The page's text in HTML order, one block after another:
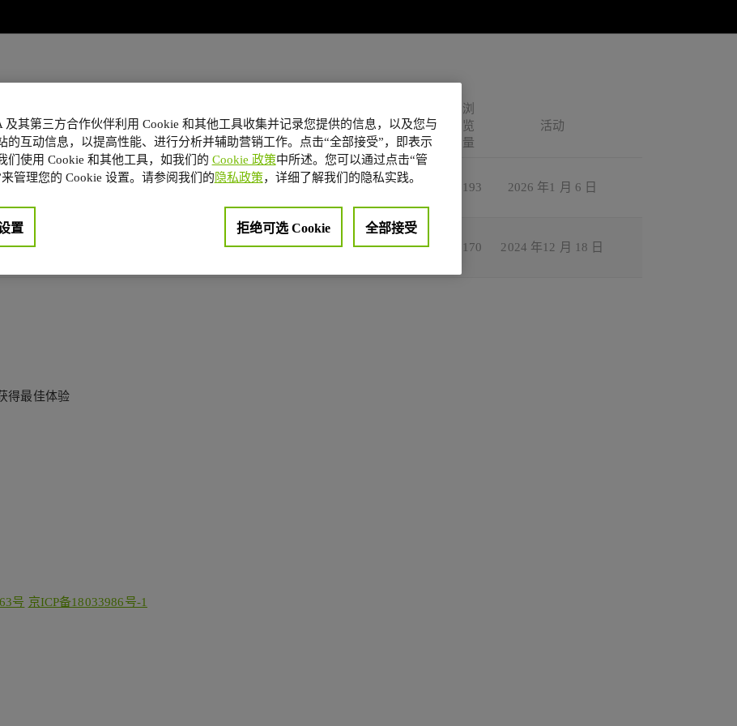
回复
浏
览
量
活动
2 193 2026 年1 月 6 日
0 170 2024 年12 月 18 日
得最佳体验
号 京ICP备18033986号-1
及其第三方合作伙伴利用 Cookie 和其他工具收集并记录您提供的信息，以及您与
的互动信息，以提高性能、进行分析并辅助营销工作。点击“全部接受”，即表示
们使用 Cookie 和其他工具，如我们的 Cookie 政策中所述。您可以通过点击“管
管理您的 Cookie 设置。请参阅我们的隐私政策，详细了解我们的隐私实践。
置 拒绝可选 Cookie 全部接受